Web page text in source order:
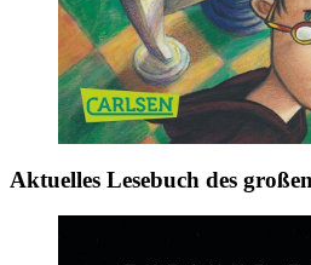
Aktuelles Lesebuch des